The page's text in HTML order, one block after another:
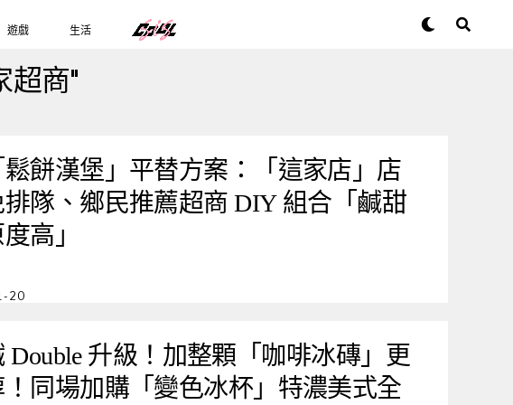
遊戲 生活
超商"
餅漢堡」平替方案：「這家店」店
排隊、鄉民推薦超商 DIY 組合「鹹甜
高」
20
Double 升級！加整顆「咖啡冰磚」更
同場加購「變色冰杯」特濃美式全